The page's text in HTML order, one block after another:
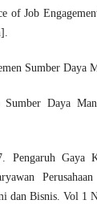
of Job
Sumber Daya
Daya
Pengaruh Gaya
dan Bisnis. Vol 1